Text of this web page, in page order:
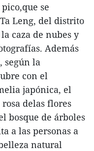
se
Leng, del distrito
caza de nubes y
Además
según la
con el
japónica, el
delas flores
bosque de árboles
a las personas a
natural